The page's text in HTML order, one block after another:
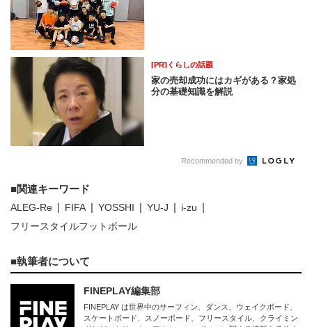
[PR]くらしの話題
家の売却成功にはカギがある？家処
分の基礎知識を解説
Recommended by
関連キーワード
ALEG-Re FIFA YOSSHI YU-J
i-zu
フリースタイルフットボール
執筆者について
FINEPLAY編集部
FINEPLAY は世界中のサーフィン、ダンス、ウェイクボード、
スケートボード、スノーボード、フリースタイル、クライミン